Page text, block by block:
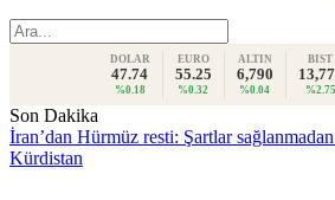
DOLAR
47.74
%0.18
EURO
55.25
%0.32
ALTIN
6,790
%0.04
BIST
%2.75
Son Dakika
İran’dan Hürmüz resti: Şartlar
Kürdistan